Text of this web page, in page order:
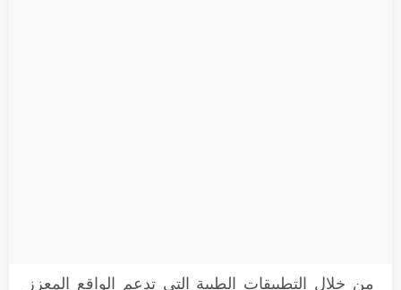
من خلال التطبيقات الطبية التي تدعم الواقع المعزز